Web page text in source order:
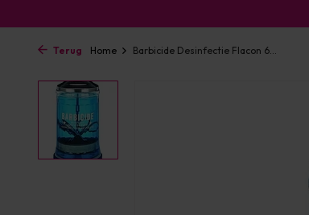
Terug Home Barbicide Desinfectie Flacon 6...